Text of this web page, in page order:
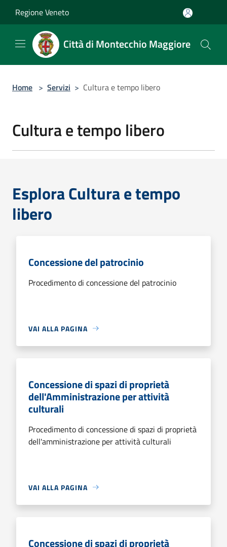
Regione Veneto
Città di Montecchio Maggiore
Home > Servizi > Cultura e tempo libero
Cultura e tempo libero
Esplora Cultura e tempo
libero
Concessione del patrocinio
Procedimento di concessione del patrocinio
VAI ALLA PAGINA
Concessione di spazi di proprietà
dell'Amministrazione per attività
culturali
Procedimento di concessione di spazi di proprietà
dell'amministrazione per attività culturali
VAI ALLA PAGINA
Concessione di spazi di proprietà